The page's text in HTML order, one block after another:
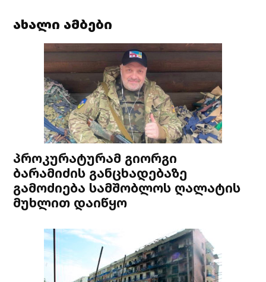
ახალი ამბები
პროკურატურამ გიორგი
ბარამიძის განცხადებაზე
გამოძიება სამშობლოს ღალატის
მუხლით დაიწყო